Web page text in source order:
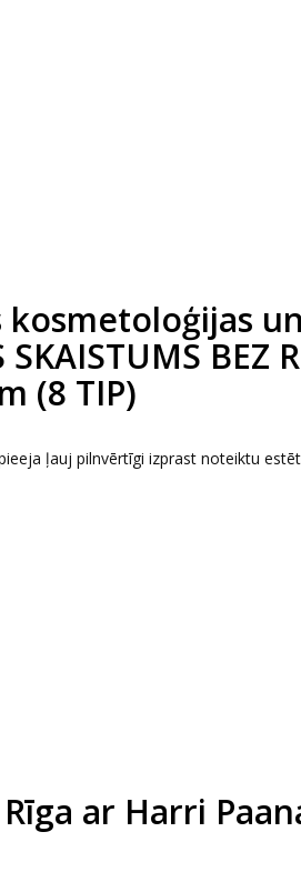
kosmetoloģijas
BEZ
(8 TIP)
ļauj pilnvērtīgi izprast noteiktu
ar Harri